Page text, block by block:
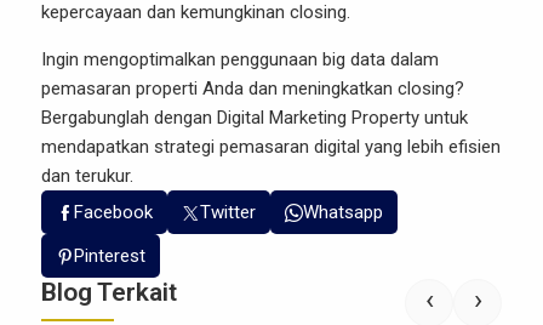
kepercayaan dan kemungkinan closing.
Ingin mengoptimalkan penggunaan big data dalam
pemasaran properti Anda dan meningkatkan closing?
Bergabunglah dengan Digital Marketing Property untuk
mendapatkan strategi pemasaran digital yang lebih efisien
dan terukur.
Facebook
Twitter
Whatsapp
Pinterest
Blog Terkait ‹ ›